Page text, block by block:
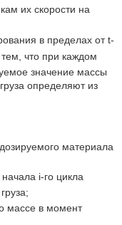
их скорости на
в пределах от t-
что при каждом
значение массы
определяют из
материала
i-го цикла
массе в момент